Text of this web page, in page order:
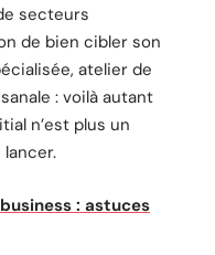
secteurs
de bien cibler son
atelier de
: voilà autant
n’est plus un
: astuces